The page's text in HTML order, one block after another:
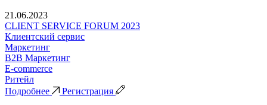
21.06.2023
CLIENT SERVICE FORUM 2023
Клиентский сервис
Маркетинг
B2B Маркетинг
E-commerce
Ритейл
Подробнее
Регистрация